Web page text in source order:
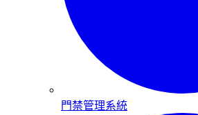
門禁管理系統